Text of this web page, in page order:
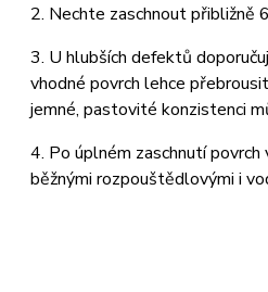
2. Nechte zaschnout přibližně
3. U hlubších defektů
vhodné povrch lehce
jemné, pastovité konzistenci
4. Po úplném zaschnutí
běžnými rozpouštědlovými i